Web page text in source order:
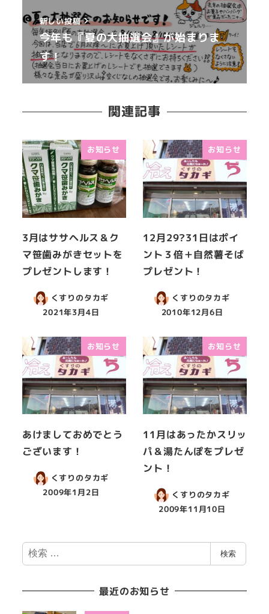
新しい投稿
今年も『夏の大抽選会』が始まりま
す！
関連記事
お知らせ
3月はササヘルス＆ク
マ笹歯みがきセットを
プレゼントします！
くすりのタカギ
2021年3月4日
お知らせ
12月29?31日はポイ
ント３倍＋自然薯そば
プレゼント！
くすりのタカギ
2010年12月6日
お知らせ
あけましておめでとう
ございます！
くすりのタカギ
2009年1月2日
お知らせ
11月はあったかスリッ
パ＆湯たんぽをプレゼ
ント！
くすりのタカギ
2009年11月10日
検
索
検索
最近のお知らせ